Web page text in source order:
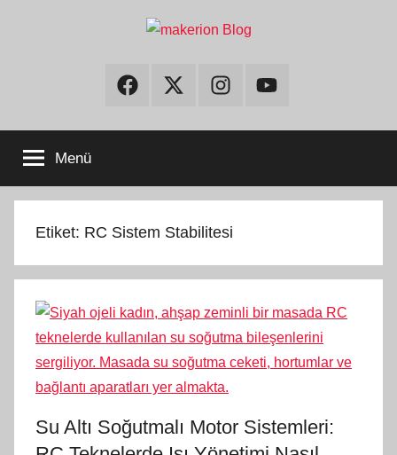
makerionFacebookTwitter InstagramYoutube
Menü
Etiket: RC Sistem Stabilitesi
Su Altı Soğutmalı Motor Sistemleri: